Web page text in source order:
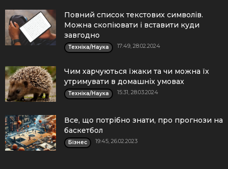
Повний список текстових символів.
Можна скопіювати і вставити куди
завгодно
Техніка/Наука 17:49, 28.02.2024
Чим харчуються їжаки та чи можна їх
утримувати в домашніх умовах
Техніка/Наука 15:31, 28.03.2024
Все, що потрібно знати, про прогнози на
баскетбол
Бізнес 19:45, 26.02.2023